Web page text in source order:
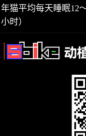
年猫平均每天睡眠12
小时）